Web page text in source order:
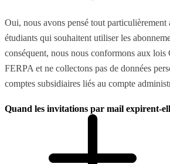
Oui, nous avons pensé tout particulièrement
étudiants qui souhaitent utiliser les
conséquent, nous nous conformons aux
FERPA et ne collectons pas de données
comptes subsidiaires liés au compte
Quand les invitations par mail expirent-